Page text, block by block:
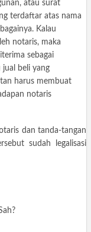
atau surat
terdaftar atas nama
Kalau
notaris, maka
sebagai
jual beli yang
harus membuat
notaris
dan tanda-tangan
sudah legalisasi